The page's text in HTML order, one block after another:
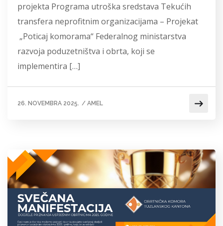
projekta Programa utroška sredstava Tekućih
transfera neprofitnim organizacijama – Projekat
„Poticaj komorama“ Federalnog ministarstva
razvoja poduzetništva i obrta, koji se
implementira […]
26. NOVEMBRA 2025. / AMEL